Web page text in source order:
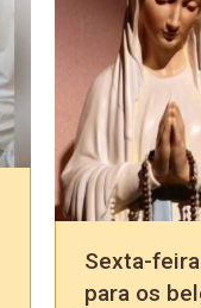
Sexta-
para os